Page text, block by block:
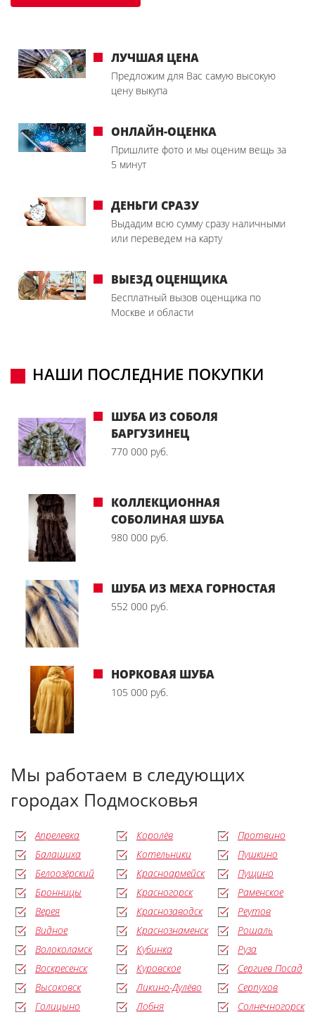
ЛУЧШАЯ ЦЕНА
Предложим для Вас самую высокую
цену выкупа
ОНЛАЙН-ОЦЕНКА
Пришлите фото и мы оценим вещь за
5 минут
ДЕНЬГИ СРАЗУ
Выдадим всю сумму сразу наличными
или переведем на карту
ВЫЕЗД ОЦЕНЩИКА
Бесплатный вызов оценщика по
Москве и области
НАШИ ПОСЛЕДНИЕ ПОКУПКИ
ШУБА ИЗ СОБОЛЯ
БАРГУЗИНЕЦ
770 000 руб.
КОЛЛЕКЦИОННАЯ
СОБОЛИНАЯ ШУБА
980 000 руб.
ШУБА ИЗ МЕХА ГОРНОСТАЯ
552 000 руб.
НОРКОВАЯ ШУБА
105 000 руб.
Мы работаем в следующих
городах Подмосковья
Апрелевка
Балашиха
Белоозёрский
Бронницы
Верея
Видное
Волоколамск
Воскресенск
Высоковск
Голицыно
Королёв
Котельники
Красноармейск
Красногорск
Краснозаводск
Краснознаменск
Кубинка
Куровское
Ликино-Дулёво
Лобня
Протвино
Пушкино
Пущино
Раменское
Реутов
Рошаль
Руза
Сергиев Посад
Серпухов
Солнечногорск